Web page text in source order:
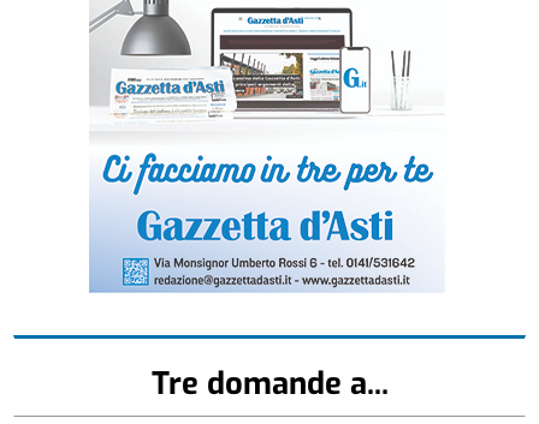
Tre domande a...